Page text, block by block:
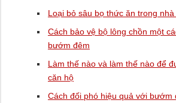
Loại bỏ sâu bọ thức ăn trong nhà
Cách bảo vệ bộ lông chồn một
bướm đêm
Làm thế nào và làm thế nào để
căn hộ
Cách đối phó hiệu quả với bướm